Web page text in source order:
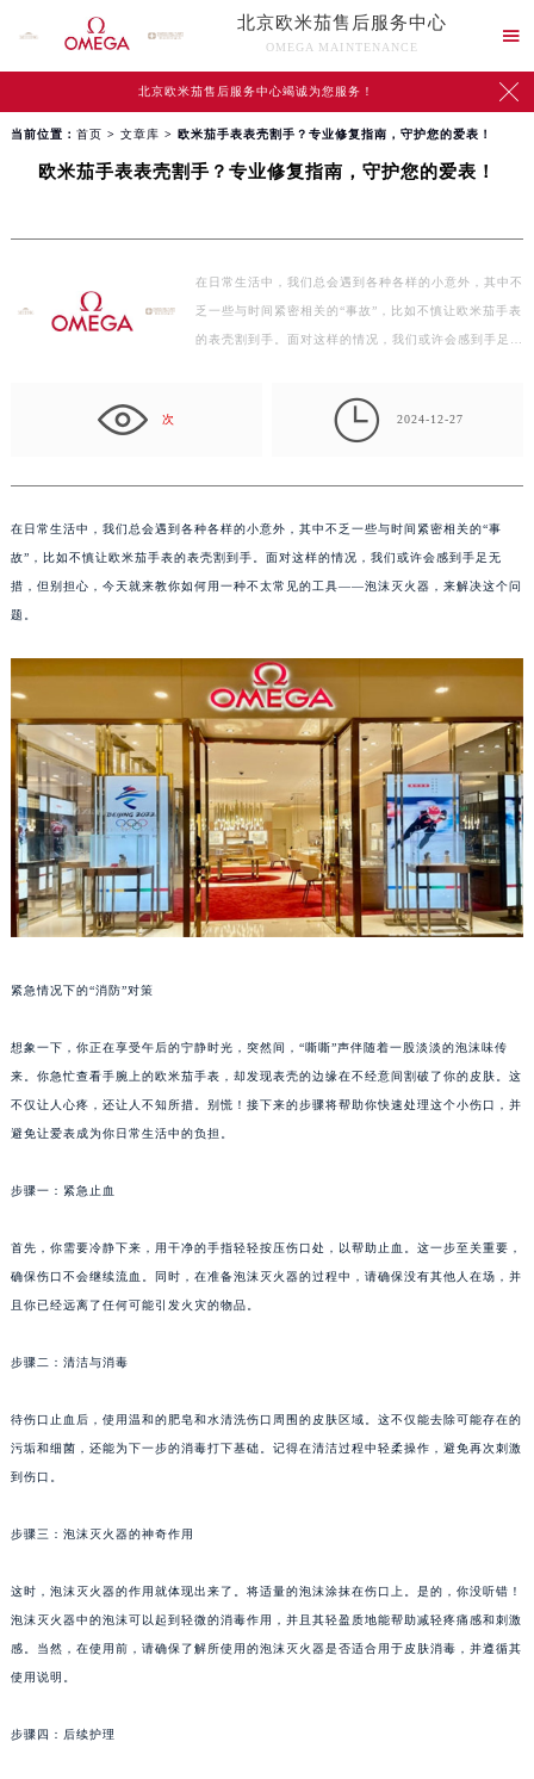
北京欧米茄售后服务中心
OMEGA MAINTENANCE

北京欧米茄售后服务中心竭诚为您服务！ 
当前位置： 首页 > 文章库 > 欧米茄手表表壳割手？专业修复指南，守护您的爱表！
欧米茄手表表壳割手？专业修复指南，守护您的爱表！
在日常生活中，我们总会遇到各种各样的小意外，其中不
乏一些与时间紧密相关的“事故”，比如不慎让欧米茄手表
的表壳割到手。面对这样的情况，我们或许会感到手足…
次  2024-12-27
在日常生活中，我们总会遇到各种各样的小意外，其中不乏一些与时间紧密相关的“事
故”，比如不慎让欧米茄手表的表壳割到手。面对这样的情况，我们或许会感到手足无
措，但别担心，今天就来教你如何用一种不太常见的工具——泡沫灭火器，来解决这个问
题。
紧急情况下的“消防”对策
想象一下，你正在享受午后的宁静时光，突然间，“嘶嘶”声伴随着一股淡淡的泡沫味传
来。你急忙查看手腕上的欧米茄手表，却发现表壳的边缘在不经意间割破了你的皮肤。这
不仅让人心疼，还让人不知所措。别慌！接下来的步骤将帮助你快速处理这个小伤口，并
避免让爱表成为你日常生活中的负担。
步骤一：紧急止血
首先，你需要冷静下来，用干净的手指轻轻按压伤口处，以帮助止血。这一步至关重要，
确保伤口不会继续流血。同时，在准备泡沫灭火器的过程中，请确保没有其他人在场，并
且你已经远离了任何可能引发火灾的物品。
步骤二：清洁与消毒
待伤口止血后，使用温和的肥皂和水清洗伤口周围的皮肤区域。这不仅能去除可能存在的
污垢和细菌，还能为下一步的消毒打下基础。记得在清洁过程中轻柔操作，避免再次刺激
到伤口。
步骤三：泡沫灭火器的神奇作用
这时，泡沫灭火器的作用就体现出来了。将适量的泡沫涂抹在伤口上。是的，你没听错！
泡沫灭火器中的泡沫可以起到轻微的消毒作用，并且其轻盈质地能帮助减轻疼痛感和刺激
感。当然，在使用前，请确保了解所使用的泡沫灭火器是否适合用于皮肤消毒，并遵循其
使用说明。
步骤四：后续护理